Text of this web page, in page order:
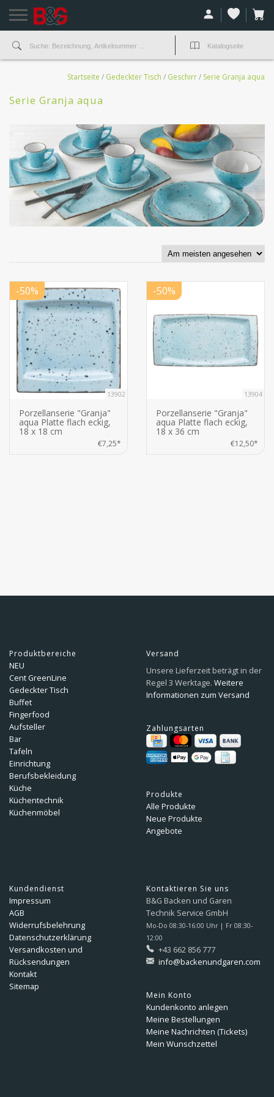
Startseite / Gedeckter Tisch / Geschirr/ Serie Granja aqua
Serie Granja aqua
13902
Porzellanserie "Granja"
aqua Platte flach eckig,
18 x 18 cm
€7,25*
-50%
13904
Porzellanserie "Granja"
aqua Platte flach eckig,
18 x 36 cm
€12,50*
-50%
Produktbereiche
NEU
Cent GreenLine
Gedeckter Tisch
Buffet
Fingerfood
Aufsteller
Bar
Tafeln
Einrichtung
Berufsbekleidung
Küche
Küchentechnik
Küchenmöbel
Versand
Unsere Lieferzeit beträgt in der
Regel 3 Werktage. Weitere
Informationen zum Versand
Zahlungsarten
Produkte
Alle Produkte
Neue Produkte
Angebote
Kundendienst
Impressum
AGB
Widerrufsbelehrung
Datenschutzerklärung
Versandkosten und
Rücksendungen
Kontakt
Sitemap
Kontaktieren Sie uns
B&G Backen und Garen
Technik Service GmbH
Mo-Do 08:30-16:00 Uhr | Fr 08:30-
12:00
+43 662 856 777
info@backenundgaren.com
Mein Konto
Kundenkonto anlegen
Meine Bestellungen
Meine Nachrichten (Tickets)
Mein Wunschzettel